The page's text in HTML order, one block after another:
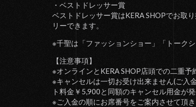
・ベストドレッサー賞
ベストドレッサー賞はKERA SHOPでお取
リーできます。
※千聖は「ファッションショー」「トーク
【注意事項】
※オンラインとKERA SHOP店頭での二重予
※キャンセルは一切お受け出来ません(ご入
ト料金￥5,900と同額のキャンセル用金が発
※ご入金の順にお席番号をご案内させて頂き